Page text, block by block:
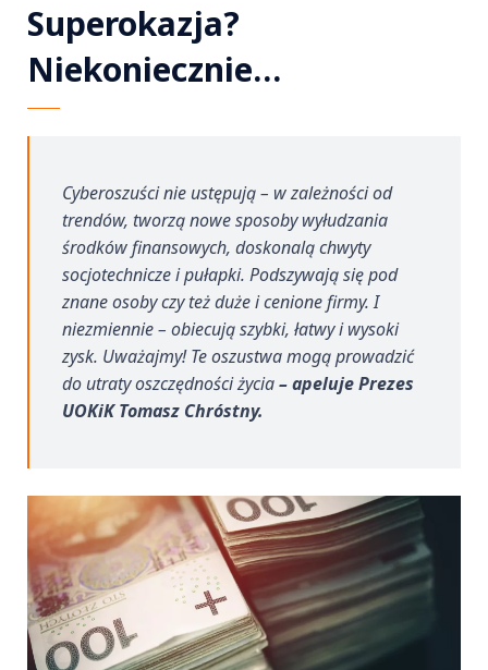
Superokazja?
Niekoniecznie…
Cyberoszuści nie ustępują – w zależności od
trendów, tworzą nowe sposoby wyłudzania
środków finansowych, doskonalą chwyty
socjotechnicze i pułapki. Podszywają się pod
znane osoby czy też duże i cenione firmy. I
niezmiennie – obiecują szybki, łatwy i wysoki
zysk. Uważajmy! Te oszustwa mogą prowadzić
do utraty oszczędności życia– apeluje Prezes
UOKiK Tomasz Chróstny.